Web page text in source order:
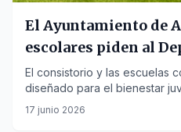
El Ayuntamiento de
escolares piden al
Educación facilitar
jóvenes
El consistorio y las escuelas
diseñado para el bienestar
implicación del Departamento
17 junio 2026